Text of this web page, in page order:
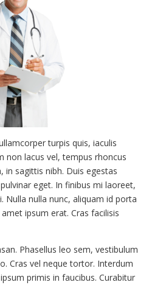
turpis quis, iaculis
non lacus vel, tempus rhoncus
in sagittis nibh. Duis egestas
eget. In finibus mi laoreet,
Nulla nulla nunc, aliquam id porta
ipsum erat. Cras facilisis
Phasellus leo sem, vestibulum
Cras vel neque tortor. Interdum
primis in faucibus. Curabitur